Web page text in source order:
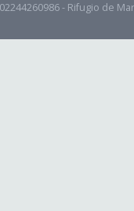
- Rifugio de